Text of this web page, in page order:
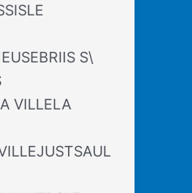
S\
VILLELA